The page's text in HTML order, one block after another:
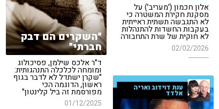
אלון חכמון ('מעריב') על
מסקנת חקירת המשטרה כי
לא התגבשה תשתית ראייתית
בעקבות החשדות להתנהלות
לא חוקית של שרת התחבורה
02/02/2026
"השקרים הם דבק
חברתי"
ד"ר אלכס שילמן, פסיכולוג
ומומחה לכלכלה התנהגותית:
"שקרן ישתדל לא לדבר בגוף
ראשון, הדוגמה הכי
מפורסמת זה ביל קלינטון"
01/12/2025
ענת דוידוב ואריה
אלדד